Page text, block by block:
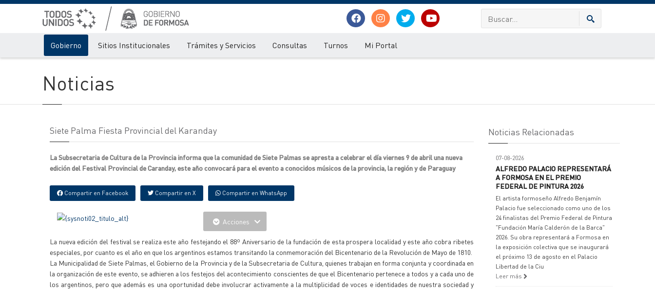
Gobierno Sitios Institucionales Trámites y Servicios Consultas Turnos Mi Portal
Noticias
Siete Palma Fiesta Provincial del Karanday
La Subsecretaria de Cultura de la Provincia informa que la comunidad de Siete Palmas se apresta a celebrar el día viernes 9 de abril una nueva
edición del Festival Provincial de Caranday, este año convocará para el evento a conocidos músicos de la provincia, la región y de Paraguay
Compartir en Facebook Compartir en X Compartir en WhatsApp
Acciones
La nueva edición del festival se realiza este año festejando el 88º Aniversario de la fundación de esta prospera localidad y este año cobra ribetes
especiales, por cuanto es el año en que los argentinos estamos transitando la conmemoración del Bicentenario de la Revolución de Mayo de 1810.
La Municipalidad de Siete Palmas, el Gobierno de la Provincia y de la Subsecretaria de Cultura, quienes trabajan en forma conjunta y coordinada en
la organización de este evento, se adhieren a los festejos del acontecimiento conscientes de que el Bicentenario pertenece a todos y a cada uno de
los argentinos, pero que además es una oportunidad debe involucrar activamente a la multiplicidad de voces e identidades de nuestra sociedad y
Noticias Relacionadas
07-08-2026
ALFREDO PALACIO REPRESENTARÁ
A FORMOSA EN EL PREMIO
FEDERAL DE PINTURA 2026
El artista formoseño Alfredo Benjamín
Palacio fue seleccionado como uno de los
24 finalistas del Premio Federal de Pintura
"Fundación María Calderón de la Barca"
2026. Su obra representará a Formosa en
la exposición colectiva que se inaugurará
el próximo 13 de agosto en el Palacio
Libertad de la Ciu
Leer más